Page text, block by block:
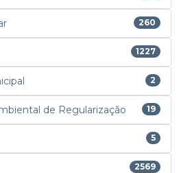
260
1227
2
de Regularização 19
5
2569